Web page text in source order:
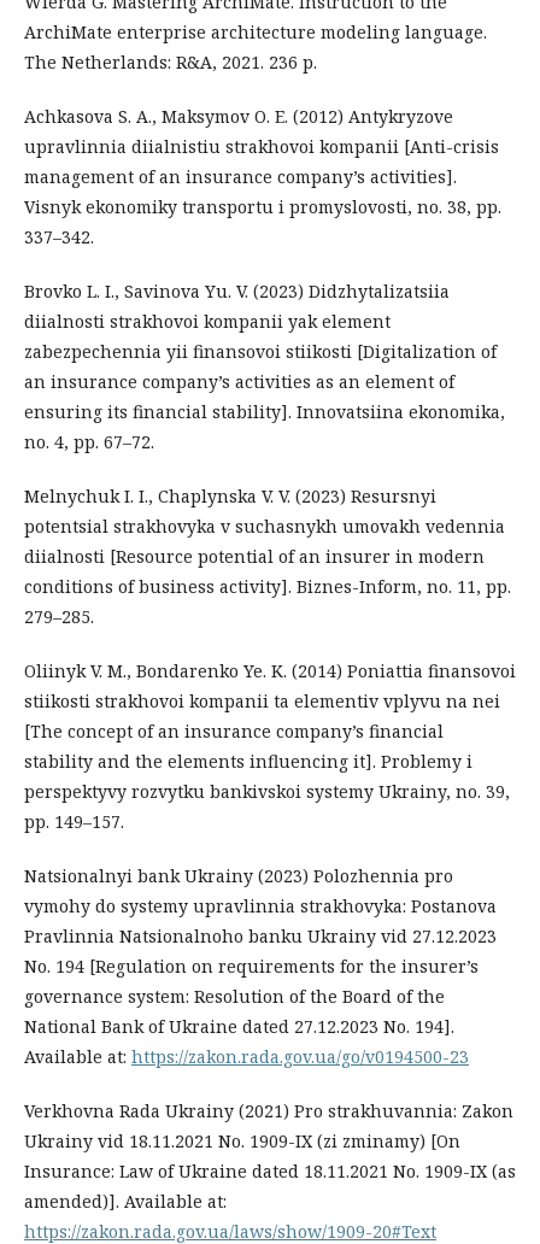
ArchiMate enterprise architecture modeling language.
The Netherlands: R&A, 2021. 236 p.
Achkasova S. A., Maksymov O. E. (2012) Antykryzove
upravlinnia diialnistiu strakhovoi kompanii [Anti-crisis
management of an insurance company’s activities].
Visnyk ekonomiky transportu i promyslovosti, no. 38, pp.
337–342.
Brovko L. I., Savinova Yu. V. (2023) Didzhytalizatsiia
diialnosti strakhovoi kompanii yak element
zabezpechennia yii finansovoi stiikosti [Digitalization of
an insurance company’s activities as an element of
ensuring its financial stability]. Innovatsiina ekonomika,
no. 4, pp. 67–72.
Melnychuk I. I., Chaplynska V. V. (2023) Resursnyi
potentsial strakhovyka v suchasnykh umovakh vedennia
diialnosti [Resource potential of an insurer in modern
conditions of business activity]. Biznes-Inform, no. 11, pp.
279–285.
Oliinyk V. M., Bondarenko Ye. K. (2014) Poniattia finansovoi
stiikosti strakhovoi kompanii ta elementiv vplyvu na nei
[The concept of an insurance company’s financial
stability and the elements influencing it]. Problemy i
perspektyvy rozvytku bankivskoi systemy Ukrainy, no. 39,
pp. 149–157.
Natsionalnyi bank Ukrainy (2023) Polozhennia pro
vymohy do systemy upravlinnia strakhovyka: Postanova
Pravlinnia Natsionalnoho banku Ukrainy vid 27.12.2023
No. 194 [Regulation on requirements for the insurer’s
governance system: Resolution of the Board of the
National Bank of Ukraine dated 27.12.2023 No. 194].
Available at: https://zakon.rada.gov.ua/go/v0194500-23
Verkhovna Rada Ukrainy (2021) Pro strakhuvannia: Zakon
Ukrainy vid 18.11.2021 No. 1909-IX (zi zminamy) [On
Insurance: Law of Ukraine dated 18.11.2021 No. 1909-IX (as
amended)]. Available at:
https://zakon.rada.gov.ua/laws/show/1909-20#Text